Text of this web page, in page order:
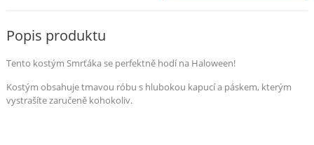
Popis produktu
Tento kostým Smrťáka se perfektně hodí na Haloween!
Kostým obsahuje tmavou róbu s hlubokou kapucí a páskem, kterým
vystrašíte zaručeně kohokoliv.